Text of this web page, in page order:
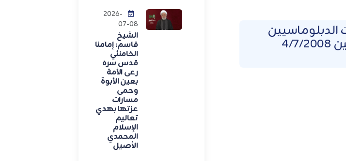
الدبلوماسيين
2026-
07-08
الشيخ
قاسم: إمامنا
الخامنئي
قدس سره
رعى الأمة
بعين الأبوة
وحمى
مسارات
عزتها بهدي
تعاليم
الإسلام
المحمدي
الأصيل